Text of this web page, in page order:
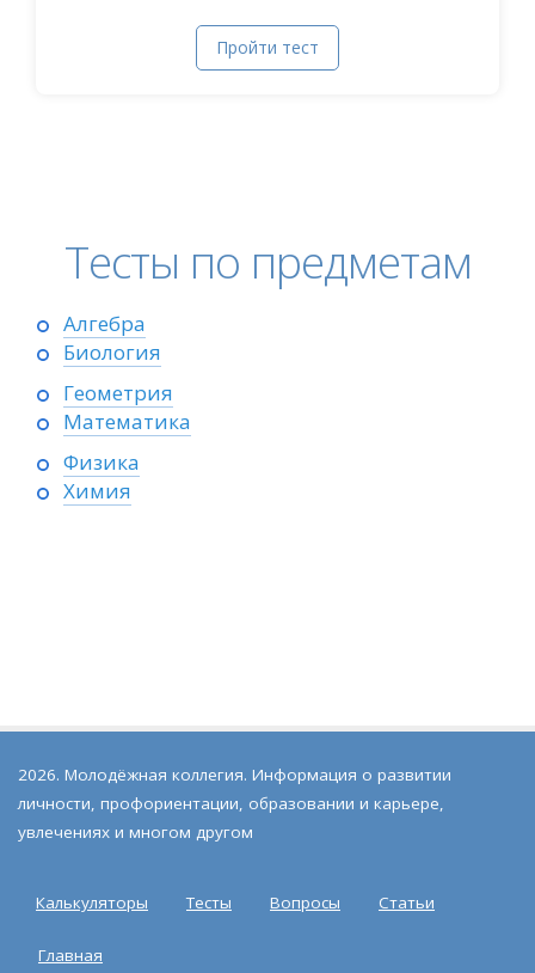
Пройти тест
Тесты по предметам
Алгебра
Биология
Геометрия
Математика
Физика
Химия
2026. Молодёжная коллегия. Информация о развитии
личности, профориентации, образовании и карьере,
увлечениях и многом другом
Калькуляторы Тесты Вопросы Статьи
Главная